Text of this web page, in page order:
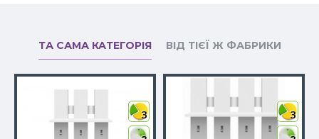
ТА САМА КАТЕГОРІЯ ВІД ТІЄЇ Ж ФАБРИКИ
3
3